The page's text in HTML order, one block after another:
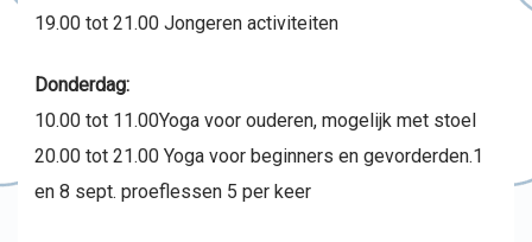
19.00 tot 21.00 Jongeren activiteiten
Donderdag:
10.00 tot 11.00Yoga voor ouderen, mogelijk met stoel
20.00 tot 21.00 Yoga voor beginners en gevorderden.1
en 8 sept. proeflessen 5 per keer